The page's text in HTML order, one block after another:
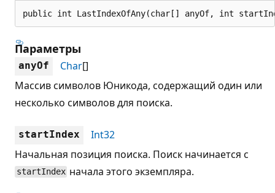
public int LastIndexOfAny(char[] anyOf, int
Параметры
anyOf Char[]
Массив символов Юникода, содержащий один или
несколько символов для поиска.
startIndex
Int32
Начальная позиция поиска. Поиск начинается с
startIndex начала этого экземпляра.